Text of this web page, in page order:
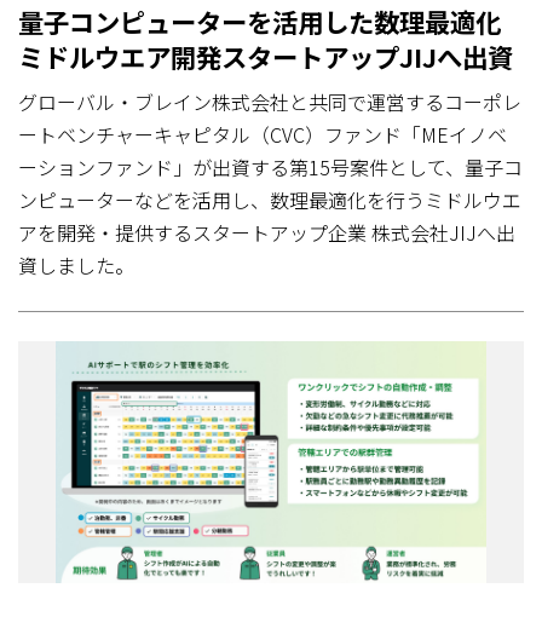
量子コンピューターを活用した数理最適化
ミドルウエア開発スタートアップJIJへ出資
グローバル・ブレイン株式会社と共同で運営するコーポレ
ートベンチャーキャピタル（CVC）ファンド「MEイノベ
ーションファンド」が出資する第15号案件として、量子コ
ンピューターなどを活用し、数理最適化を行うミドルウエ
アを開発・提供するスタートアップ企業 株式会社JIJへ出
資しました。